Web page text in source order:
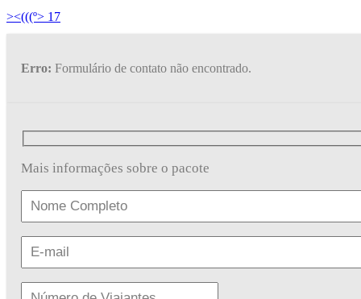
><(((º> 17
Erro: Formulário de contato não encontrado.
Mais informações sobre o pacote